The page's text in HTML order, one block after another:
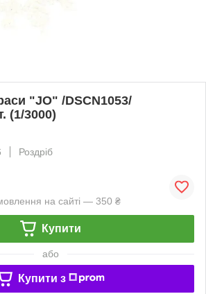
"JO" /DSCN1053/
(1/3000)
Роздріб
на сайті — 350 ₴
Купити
або
Купити з